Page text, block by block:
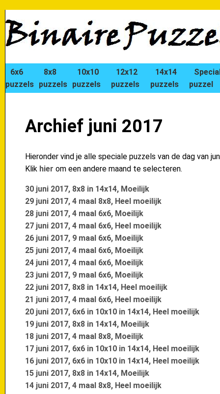
6x6
puzzels
8x8
puzzels
10x10
puzzels
12x12
puzzels
14x14
puzzels
puzzel
Archief juni 2017
Hieronder vind je alle speciale puzzels van de dag van
Klik hier om een andere maand te selecteren.
30 juni 2017, 8x8 in 14x14, Moeilijk
29 juni 2017, 4 maal 8x8, Heel moeilijk
28 juni 2017, 4 maal 6x6, Moeilijk
27 juni 2017, 4 maal 6x6, Heel moeilijk
26 juni 2017, 9 maal 6x6, Moeilijk
25 juni 2017, 4 maal 6x6, Moeilijk
24 juni 2017, 4 maal 6x6, Moeilijk
23 juni 2017, 9 maal 6x6, Moeilijk
22 juni 2017, 8x8 in 14x14, Heel moeilijk
21 juni 2017, 4 maal 6x6, Heel moeilijk
20 juni 2017, 6x6 in 10x10 in 14x14, Heel moeilijk
19 juni 2017, 8x8 in 14x14, Moeilijk
18 juni 2017, 4 maal 8x8, Moeilijk
17 juni 2017, 6x6 in 10x10 in 14x14, Heel moeilijk
16 juni 2017, 6x6 in 10x10 in 14x14, Heel moeilijk
15 juni 2017, 8x8 in 14x14, Moeilijk
14 juni 2017, 4 maal 8x8, Heel moeilijk